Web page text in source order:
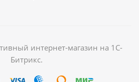
интернет-магазин на 1С-
Битрикс.